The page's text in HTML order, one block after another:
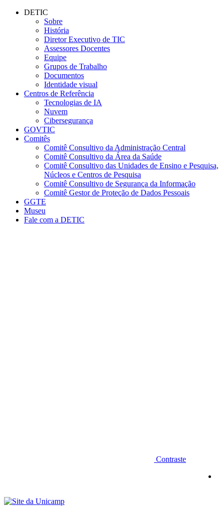
Conteúdo principal
DETIC
Sobre
História
Diretor Executivo de TIC
Assessores Docentes
Equipe
Grupos de Trabalho
Documentos
Identidade visual
Centros de Referência
Tecnologias de IA
Nuvem
Cibersegurança
GOVTIC
Comitês
Comitê Consultivo da Administração Central
Comitê Consultivo da Área da Saúde
Comitê Consultivo das Unidades de Ensino e Pesquisa,
Núcleos e Centros de Pesquisa
Comitê Consultivo de Segurança da Informação
Comitê Gestor de Proteção de Dados Pessoais
GGTE
Museu
Fale com a DETIC
Contraste